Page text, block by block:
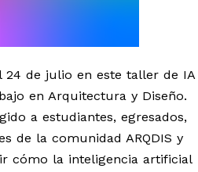
24 de julio en este taller de IA
en Arquitectura y Diseño.
a estudiantes, egresados,
de la comunidad ARQDIS y
cómo la inteligencia artificial